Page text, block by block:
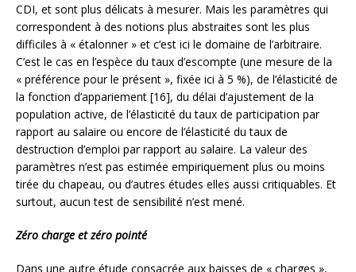
CDI, et sont plus délicats à mesurer. Mais les paramètres qui
correspondent à des notions plus abstraites sont les plus
difficiles à « étalonner » et c’est ici le domaine de l’arbitraire.
C’est le cas en l’espèce du taux d’escompte (une mesure de la
« préférence pour le présent », fixée ici à 5 %), de l’élasticité de
la fonction d’appariement [16], du délai d’ajustement de la
population active, de l’élasticité du taux de participation par
rapport au salaire ou encore de l’élasticité du taux de
destruction d’emploi par rapport au salaire. La valeur des
paramètres n’est pas estimée empiriquement plus ou moins
tirée du chapeau, ou d’autres études elles aussi critiquables. Et
surtout, aucun test de sensibilité n’est mené.
Zéro charge et zéro pointé
Dans une autre étude consacrée aux baisses de « charges »,